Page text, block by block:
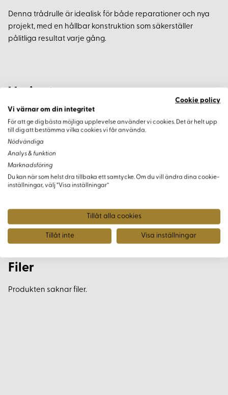
Denna trådrulle är idealisk för både reparationer och nya
projekt, med en hållbar konstruktion som säkerställer
pålitliga resultat varje gång.
Filer
Produkten saknar filer.
Cookie policy
Vi värnar om din integritet
För att ge dig bästa möjliga upplevelse använder vi cookies. Det är helt upp
till dig att bestämma vilka cookies vi får använda.
Nödvändiga
Analys & funktion
Marknadsföring
Du kan när som helst dra tillbaka ett samtycke. Om du vill ändra dina cookie-
inställningar, välj “Visa inställningar”
Tillåt alla cookies
Tillåt inte Visa inställningar